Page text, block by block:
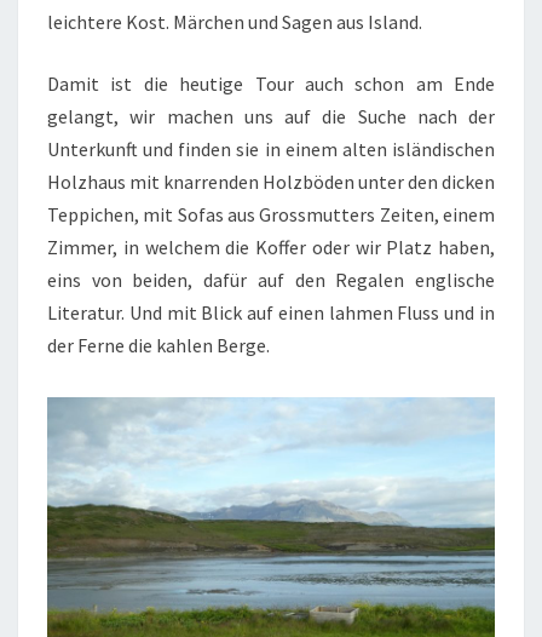
leichtere Kost. Märchen und Sagen aus Island.
Damit ist die heutige Tour auch schon am Ende
gelangt, wir machen uns auf die Suche nach der
Unterkunft und finden sie in einem alten isländischen
Holzhaus mit knarrenden Holzböden unter den dicken
Teppichen, mit Sofas aus Grossmutters Zeiten, einem
Zimmer, in welchem die Koffer oder wir Platz haben,
eins von beiden, dafür auf den Regalen englische
Literatur. Und mit Blick auf einen lahmen Fluss und in
der Ferne die kahlen Berge.